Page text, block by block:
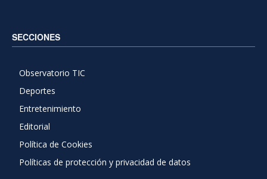
SECCIONES
Observatorio TIC
Deportes
Entretenimiento
Editorial
Política de Cookies
Políticas de protección y privacidad de datos